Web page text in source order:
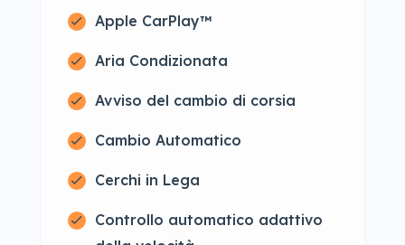
Apple CarPlay™
Aria Condizionata
Avviso del cambio di corsia
Cambio Automatico
Cerchi in Lega
Controllo automatico adattivo